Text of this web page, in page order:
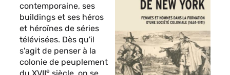
de
paragraphes
contemporaine, ses
buildings et ses héros
et héroïnes de séries
télévisées. Dès qu'il
s'agit de penser à la
colonie de peuplement
e